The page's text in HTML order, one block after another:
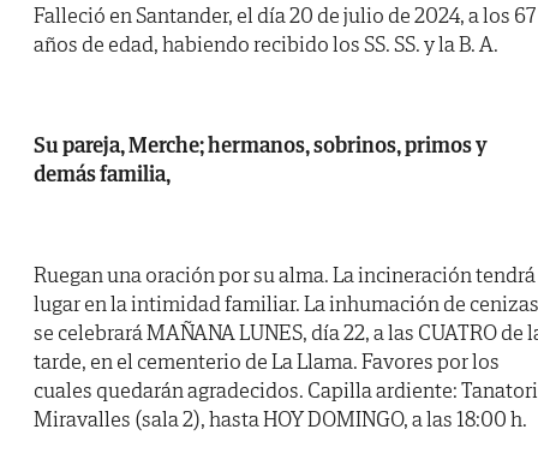
Falleció en Santander, el día 20 de julio de 2024, a los 67
años de edad, habiendo recibido los SS. SS. y la B. A.
Su pareja, Merche; hermanos, sobrinos, primos y
demás familia,
Ruegan una oración por su alma. La incineración tendrá
lugar en la intimidad familiar. La inhumación de cenizas
se celebrará MAÑANA LUNES, día 22, a las CUATRO de
tarde, en el cementerio de La Llama. Favores por los
cuales quedarán agradecidos. Capilla ardiente:
Miravalles (sala 2), hasta HOY DOMINGO, a las 18:00 h.